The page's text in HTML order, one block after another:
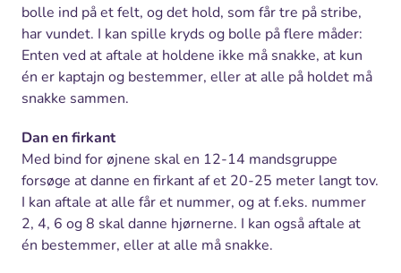
bolle ind på et felt, og det hold, som får tre på stribe,
har vundet. I kan spille kryds og bolle på flere måder:
Enten ved at aftale at holdene ikke må snakke, at kun
én er kaptajn og bestemmer, eller at alle på holdet må
snakke sammen.
Dan en firkant
Med bind for øjnene skal en 12-14 mandsgruppe
forsøge at danne en firkant af et 20-25 meter langt tov.
I kan aftale at alle får et nummer, og at f.eks. nummer
2, 4, 6 og 8 skal danne hjørnerne. I kan også aftale at
én bestemmer, eller at alle må snakke.